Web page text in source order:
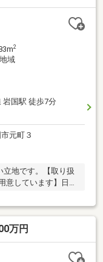
2
域
岩国駅 徒歩7分
元町３
立地です。【取り扱
しています】日東
市立東中学校ま
まで 徒歩4分○セブ
国駅まで 徒歩7分
万円